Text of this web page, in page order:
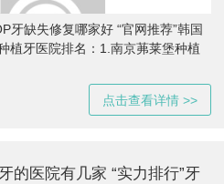
牙缺失修复哪家好 “官网推荐”韩国
植牙医院排名：1.南京茀莱堡种植
点击查看详情 >>
的医院有几家 “实力排行”牙